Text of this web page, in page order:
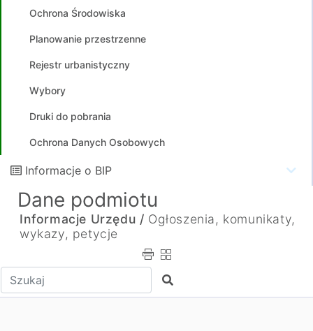
Ochrona Środowiska
Planowanie przestrzenne
Rejestr urbanistyczny
Wybory
Druki do pobrania
Ochrona Danych Osobowych
Informacje o BIP
Dane podmiotu
Informacje Urzędu / Ogłoszenia, komunikaty,
wykazy, petycje
Wpisz tekst do wyszukania Szukaj